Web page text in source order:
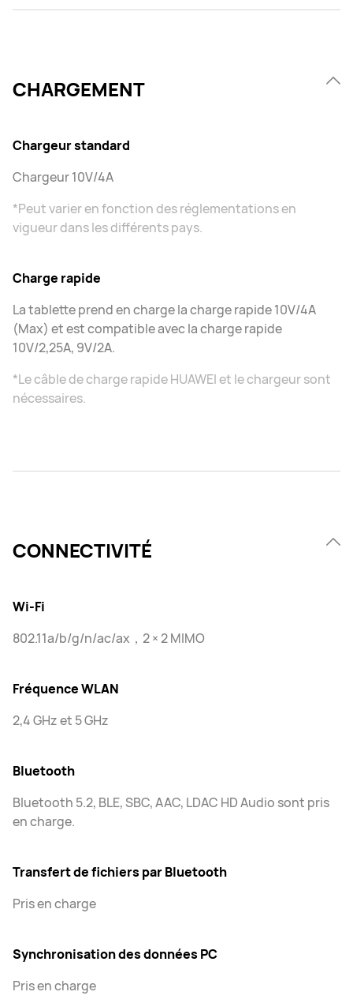
CHARGEMENT
Chargeur standard
Chargeur 10V/4A
*Peut varier en fonction des réglementations en
vigueur dans les différents pays.
Charge rapide
La tablette prend en charge la charge rapide 10V/4A
(Max) et est compatible avec la charge rapide
10V/2,25A, 9V/2A.
*Le câble de charge rapide HUAWEI et le chargeur sont
nécessaires.
CONNECTIVITÉ
Wi-Fi
802.11a/b/g/n/ac/ax，2 × 2 MIMO
Fréquence WLAN
2,4 GHz et 5 GHz
Bluetooth
Bluetooth 5.2, BLE, SBC, AAC, LDAC HD Audio sont pris
en charge.
Transfert de fichiers par Bluetooth
Pris en charge
Synchronisation des données PC
Pris en charge